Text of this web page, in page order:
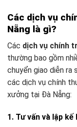
Các dịch vụ
Nẵng là gì?
Các dịch vụ chính
thường bao gồm
chuyển giao diễn ra
các dịch vụ chính
xưởng tại Đà Nẵng:
1. Tư vấn và lập